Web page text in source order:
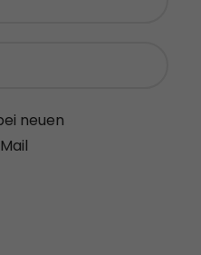
neuen